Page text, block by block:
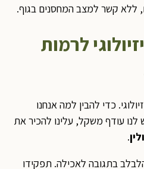
ללא קשר למצב המחסנים בגוף.
לרמות
כדי להבין למה אנחנו
לנו עודף משקל, עלינו להכיר את
.
בתגובה לאכילה. תפקידו